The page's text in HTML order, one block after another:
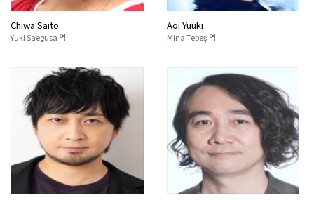
Chiwa Saito
Yuki Saegusa 역
Aoi Yuuki
Mina Tepeş 역